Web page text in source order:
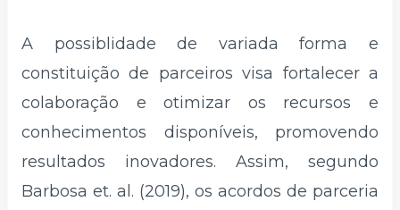
A possiblidade de variada forma e
constituição de parceiros visa fortalecer a
colaboração e otimizar os recursos e
conhecimentos disponíveis, promovendo
resultados inovadores. Assim, segundo
Barbosa et. al. (2019), os acordos de parceria